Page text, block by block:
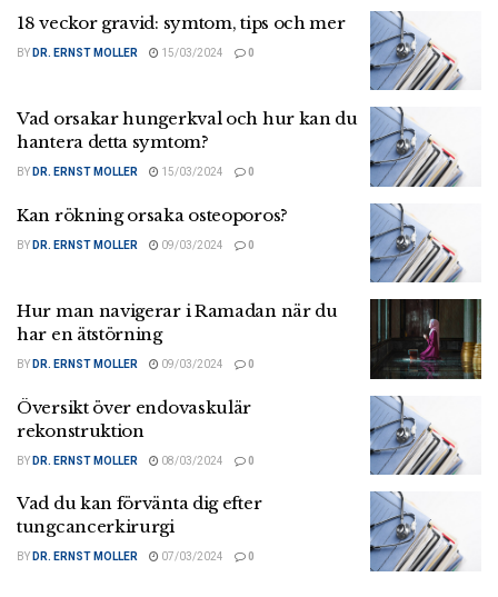
18 veckor gravid: symtom, tips och mer
BY DR. ERNST MOLLER 15/03/2024 0
Vad orsakar hungerkval och hur kan du
hantera detta symtom?
BY DR. ERNST MOLLER 15/03/2024 0
Kan rökning orsaka osteoporos?
BY DR. ERNST MOLLER 09/03/2024 0
Hur man navigerar i Ramadan när du
har en ätstörning
BY DR. ERNST MOLLER 09/03/2024 0
Översikt över endovaskulär
rekonstruktion
BY DR. ERNST MOLLER 08/03/2024 0
Vad du kan förvänta dig efter
tungcancerkirurgi
BY DR. ERNST MOLLER 07/03/2024 0